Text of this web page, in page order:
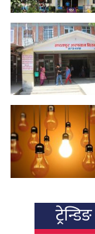
ट्रेन्डिङ